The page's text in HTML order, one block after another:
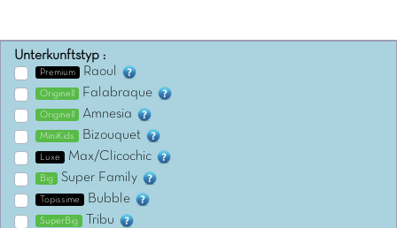
Unterkunftstyp :
Premium Raoul
Originell Falabraque
Originell Amnesia
MiniKids Bizouquet
Luxe Max/Clicochic
Big Super Family
Topissime Bubble
SuperBig
Tribu